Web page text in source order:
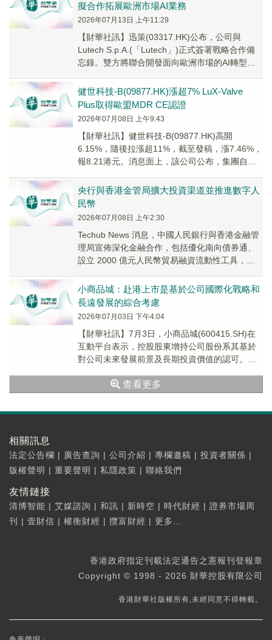
擬合作拓展歐洲市場AI業務
2026年07月13日 上午11:29
【財華社訊】迅策(03317.HK)公布，公司與
Lutech S.p.A.(「Lutech」)正式簽署戰略合作備
忘錄。雙方將聯合開發面向歐洲市場的AI轉型解
健世科技-B(09877.HK)漲超7% LuX-Valve
Plus取得歐盟MDR CE認證
2026年07月08日 上午9:43
【財華社訊】健世科技-B(09877.HK)高開
6.15%，隨後拉漲超11%，截至發稿，漲7.46%，
報8.21港元。消息面上，該公司公布，集團自主
央行與香港金管局擴大投資渠道並推進數字人
民幣
2026年07月08日 上午2:30
Techub News 消息，中國人民銀行與香港金融管
理局宣佈深化金融合作，包括優化南向債券通、
設立 2000 億元人民幣貿易融資流動性工具，並
小商品城：赴港上市是基於公司國際化戰略和
長遠發展的綜合考慮
2026年07月03日 下午4:04
【財華社訊】7月3日，小商品城(600415.SH)在
互動平台表示，控股股東增持公司股份系其基於
對公司未來發展前景及長期投資價值的認可。赴
查看更多
相關訊息
法定公告欄 | 廣告查詢 | 公司介紹 | 專欄邀稿 | 投資者關係 |
版權聲明 | 重要聲明 | 私隱政策 | 聯絡我們
友情鏈接
清博智能 | 艾媒諮詢 | 和訊 | 新時空 | 時代財經 | 證券市場周
刊
| 壹財信 | 權衡財經 | 攬富財經 | 更多...
香港政府指定刊載法定通告之憲報刊登報章
Copyright © 1998 - 2026 財華控股有限公司
香港財華社版權所有,未經同意不得轉載。